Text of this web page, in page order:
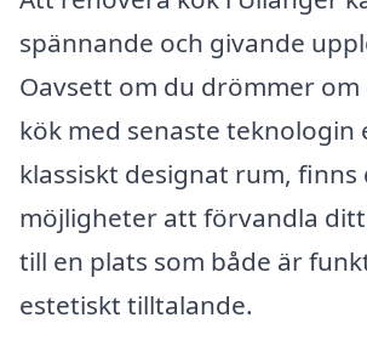
spännande och givande
Oavsett om du drömmer
kök med senaste teknologin
klassiskt designat rum, finns
möjligheter att förvandla
till en plats som både är
estetiskt tilltalande.